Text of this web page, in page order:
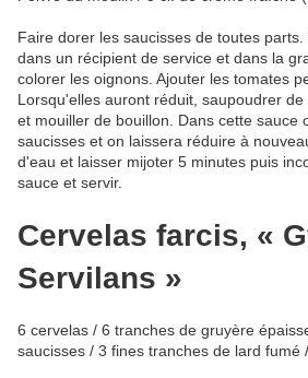
Faire dorer les saucisses de toutes
dans un récipient de service et dans la
colorer les oignons. Ajouter les tomates
Lorsqu'elles auront réduit, saupoudrer
et mouiller de bouillon. Dans cette sauce
saucisses et on laissera réduire à
d'eau et laisser mijoter 5 minutes puis
sauce et servir.
Cervelas farcis, «
Servilans »
6 cervelas / 6 tranches de gruyère
saucisses / 3 fines tranches de lard fumé